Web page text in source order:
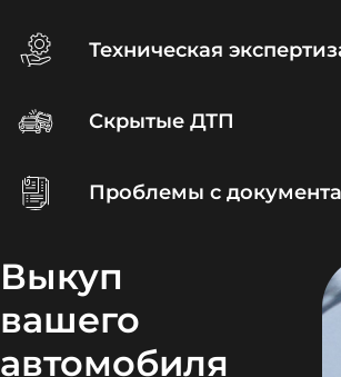
Техническая
Скрытые ДТП
Проблемы с
Выкуп
вашего
автомобиля